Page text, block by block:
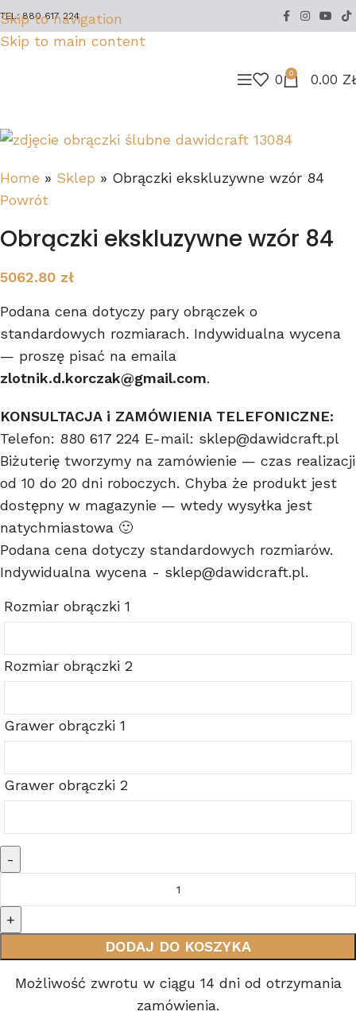
Skip to navigation
Skip to main content
TEL: 880 617 224
0 0 0.00
Home » Sklep » Obrączki ekskluzywne wzór 84
Powrót
Obrączki ekskluzywne wzór 84
5062.80 zł
Podana cena dotyczy pary obrączek o
standardowych rozmiarach. Indywidualna wycena
— proszę pisać na emaila
zlotnik.d.korczak@gmail.com.
KONSULTACJA i ZAMÓWIENIA TELEFONICZNE:
Telefon: 880 617 224 E-mail: sklep@dawidcraft.pl
Biżuterię tworzymy na zamówienie — czas realizacji
od 10 do 20 dni roboczych. Chyba że produkt jest
dostępny w magazynie — wtedy wysyłka jest
natychmiastowa 🙂
Podana cena dotyczy standardowych rozmiarów.
Indywidualna wycena - sklep@dawidcraft.pl.
Rozmiar obrączki 1
Rozmiar obrączki 2
Grawer obrączki 1
Grawer obrączki 2
DODAJ DO KOSZYKA
Możliwość zwrotu w ciągu 14 dni od otrzymania
zamówienia.